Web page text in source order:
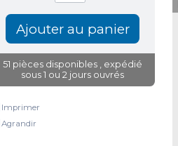
51 pièces disponibles , expédié
sous 1 ou 2 jours ouvrés
Imprimer
Agrandir